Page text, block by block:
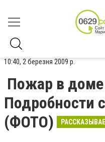
10:40, 2 березня 2009 р.
Пожар в доме
Подробности
(ФОТО)